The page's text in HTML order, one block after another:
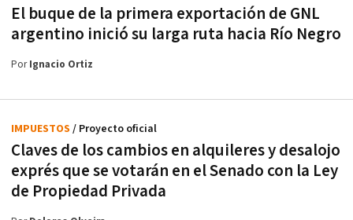
El buque de la primera exportación de GNL
argentino inició su larga ruta hacia Río Negro
PorIgnacio Ortiz
Claves de los cambios en alquileres y desalojo
exprés que se votarán en el Senado con la Ley
de Propiedad Privada
IMPUESTOS / Proyecto oficial